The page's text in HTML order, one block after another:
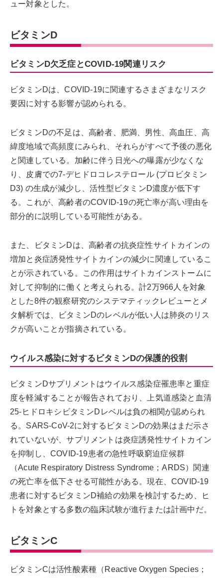
ュー対象とした。
ビタミンD
ビタミンD欠乏症とCOVID-19関連リスク
ビタミンDは、COVID-19に関連するさまざまなリスク
要因に対する影響が認められる。
ビタミンDの不足は、高齢者、肥満、男性、高血圧、高
緯度地域で高頻度にみられ、それらがすべて予後の悪化
と関連している。加齢に伴う日光への曝露が少なくな
り、皮膚での7-デヒドロコレステロール (プロビタミン
D3) の生成が減少し、活性型ビタミンD濃度が低下す
る。これが、高齢者のCOVID-19の死亡率が高い理由を
部分的に説明している可能性がある。
また、ビタミンDは、高齢者の抗炎症性サイトカインの
増加と炎症誘発性サイトカインの減少に関連しているこ
とが示されている。この作用はサイトカインストームに
対して抑制的に働くと考えられる。計2万966人を対象
とした8件の観察研究のシステマティックレビューとメ
タ解析では、ビタミンDのレベルが低い人は肺炎のリス
クが高いことが指摘されている。
ウイルス感染に対するビタミンDの保護的役割
ビタミンDサプリメントはウイルス感染症罹患率と重症
度を軽減することが報告されており、上気道感染と血清
25-ヒドロキシビタミンDレベルは負の相関が認められ
る。SARS-CoV-2に対するビタミンDの効果はまだ示さ
れていないが、サプリメントは炎症誘発性サイトカイン
を抑制し、COVID-19患者の急性呼吸窮迫症候群
（Acute Respiratory Distress Syndrome；ARDS）関連
の死亡率を低下させる可能性がある。現在、COVID-19
患者に対するビタミンD補給の効果を検討するため、ヒ
トを対象とする多数の臨床試験が進行または計画中だ。
ビタミンC
ビタミンCは活性酸素種（Reactive Oxygen Species；